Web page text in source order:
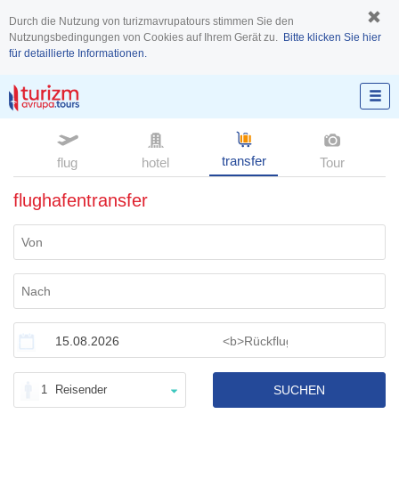
Durch die Nutzung von turizmavrupatours stimmen Sie den
Nutzungsbedingungen von Cookies auf Ihrem Gerät zu. Bitte klicken Sie hier
für detaillierte Informationen.
flug hotel transfer Tour
flughafentransfer
1 Reisender SUCHEN